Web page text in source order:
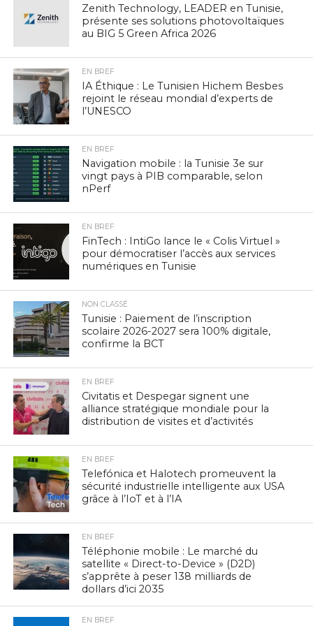
Zenith Technology, LEADER en Tunisie,
présente ses solutions photovoltaïques
au BIG 5 Green Africa 2026
EN BREF
IA Éthique : Le Tunisien Hichem Besbes
rejoint le réseau mondial d’experts de
l’UNESCO
EN BREF
Navigation mobile : la Tunisie 3e sur
vingt pays à PIB comparable, selon
nPerf
EN BREF
FinTech : IntiGo lance le « Colis Virtuel »
pour démocratiser l’accès aux services
numériques en Tunisie
NON CLASSÉ
Tunisie : Paiement de l’inscription
scolaire 2026-2027 sera 100% digitale,
confirme la BCT
EN BREF
Civitatis et Despegar signent une
alliance stratégique mondiale pour la
distribution de visites et d’activités
EN BREF
Telefónica et Halotech promeuvent la
sécurité industrielle intelligente aux USA
grâce à l’IoT et à l’IA
EN BREF
Téléphonie mobile : Le marché du
satellite « Direct-to-Device » (D2D)
s’apprête à peser 138 milliards de
dollars d’ici 2035
EN BREF